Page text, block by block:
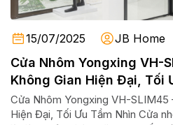
15/07/2025 JB Home
Cửa Nhôm Yongxing VH-
Không Gian Hiện Đại, Tối
Cửa Nhôm Yongxing VH-SLIM45
Hiện Đại, Tối Ưu Tầm Nhìn Cửa